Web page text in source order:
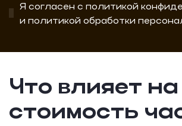
Я согласен сполитикой
иполитикой обработки
Что влияет на
стоимость